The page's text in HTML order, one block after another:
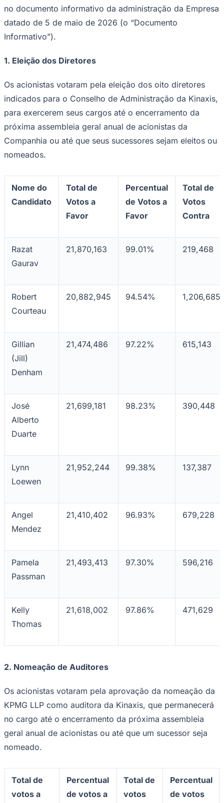
Anuncie no Portal
Divulgar VagasNovo
Publicidade Legal
Turismo
Parques & Represas
Cidades da Região
Santana de ParnaíbaOsascoCarapicuíbaJandiraItapeviCotia Pirapora
do Bom Jesus
Araçariguama Cajamar Caieiras
Franco da
RochaFrancisco Morato Taboão da SerraEmbu das ArtesSão Roque
Para Sua Empresa
Anuncie Regional
Vagas na RegiãoNovo
Hub de Negócios
Guia Comercial
Portal Educacional
Vagas de Emprego
Concursos
Panorama Econômico
Para Sua Empresa
Anuncie no Portal
Anunciar VagasNovo
Publicidade Legal
NBA
NFL
Fórmula 1
Tênis (ATP)
MLB
Atletismo
Vôlei
NBB
Competições de Futebol
Brasileirão Série A
Brasileirão Série B
Sul-Americana
Copa América
Bundesliga
no documento informativo da administração da Empresa
datado de 5 de maio de 2026 (o “Documento
Informativo”).
1. Eleição dos Diretores
Os acionistas votaram pela eleição dos oito diretores
indicados para o Conselho de Administração da Kinaxis,
para exercerem seus cargos até o encerramento da
próxima assembleia geral anual de acionistas da
Companhia ou até que seus sucessores sejam eleitos ou
nomeados.
Nome do
Candidato
Total de
Votos a
Favor
Percentual
de Votos a
Favor
Total de
Votos
Contra
Razat
Gaurav
21,870,163 99.01% 219,468
Robert
Courteau
20,882,945 94.54% 1,206,685
Gillian
(Jill)
Denham
21,474,486 97.22% 615,143
José
Alberto
Duarte
21,699,181 98.23% 390,448
Lynn
Loewen
21,952,244 99.38% 137,387
Angel
Mendez
21,410,402 96.93% 679,228
Pamela
Passman
21,493,413 97.30% 596,216
Kelly
Thomas
21,618,002 97.86% 471,629
2. Nomeação de Auditores
Os acionistas votaram pela aprovação da nomeação da
KPMG LLP como auditora da Kinaxis, que permanecerá
no cargo até o encerramento da próxima assembleia
geral anual de acionistas ou até que um sucessor seja
nomeado.
Total de
votos a
Percentual
de votos a
Total de
votos
Percentual
de votos